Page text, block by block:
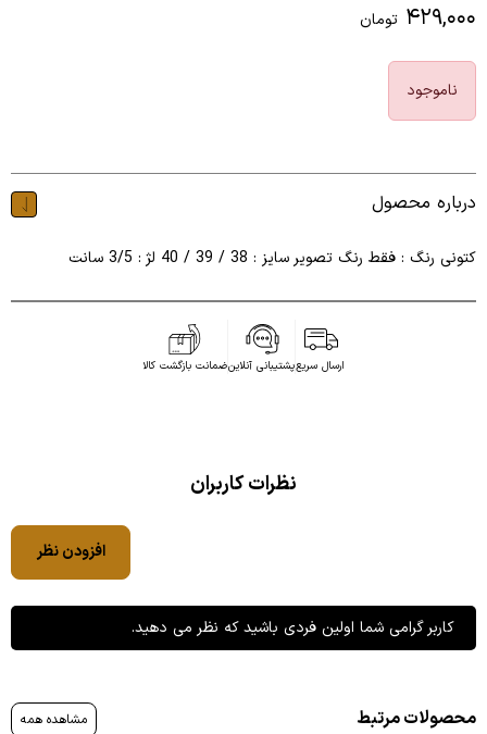
۴۲۹,۰۰۰ تومان
ناموجود
درباره محصول
کتونی رنگ : فقط رنگ تصویر سایز : 38 / 39 / 40 لژ : 3/5 سانت
ارسال سریعپشتیبانی آنلاینضمانت بازگشت کالا
نظرات کاربران
افزودن نظر
کاربر گرامی شما اولین فردی باشید که نظر می دهید.
محصولات مرتبط مشاهده همه